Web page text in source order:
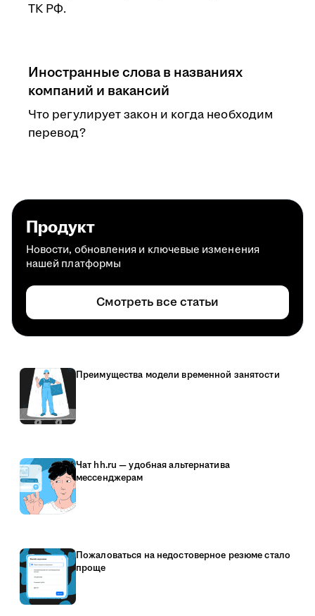
ТК РФ.
Иностранные слова в названиях
компаний и вакансий
Что регулирует закон и когда необходим
перевод?
Продукт
Новости, обновления и ключевые изменения
нашей платформы
Смотреть все статьи
Преимущества модели временной занятости
Чат hh.ru — удобная альтернатива
мессенджерам
Пожаловаться на недостоверное резюме стало
проще